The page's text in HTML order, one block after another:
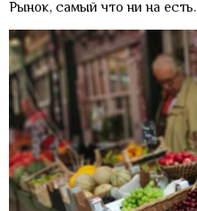
Рынок, самый что ни на есть.